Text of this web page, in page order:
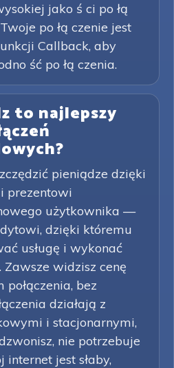
jako ś ci po łą
po łą czenie jest
Callback, aby
ść po łą czenia.
to najlepszy
pieniądze dzięki
prezentowi
użytkownika —
dzięki któremu
usługę i wykonać
Zawsze widzisz cenę
bez
działają z
i stacjonarnymi,
nie potrzebuje
jest słaby,